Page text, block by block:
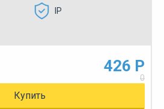
IP
426 Р
0
Купить